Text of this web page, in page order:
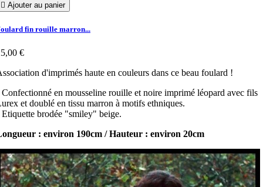
 Ajouter au panier
fin rouille marron...
€
d'imprimés haute en couleurs dans ce beau foulard !
Confectionné en mousseline rouille et noire imprimé léopard avec fils
et doublé en tissu marron à motifs ethniques.
Etiquette brodée "smiley" beige.
: environ 190cm / Hauteur : environ 20cm